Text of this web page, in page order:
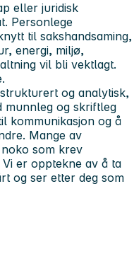
eller juridisk
Personlege
til sakshandsaming,
energi, miljø,
vil bli vektlagt.
og analytisk,
munnleg og skriftleg
kommunikasjon og å
Mange av
som krev
er opptekne av å ta
og ser etter deg som